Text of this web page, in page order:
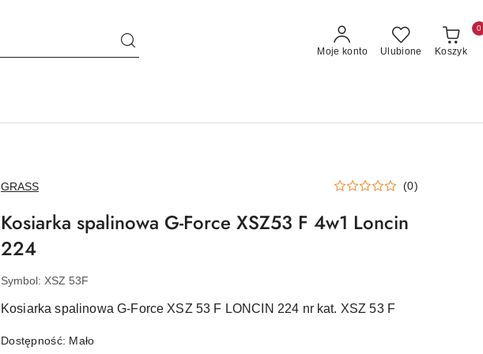
Moje konto Ulubione Koszyk
0
NAZWA
PRODUCENTA:
GRASS (0)
Kosiarka spalinowa G-Force XSZ53 F 4w1 Loncin
224
Symbol: XSZ 53F
Kosiarka spalinowa G-Force XSZ 53 F LONCIN 224 nr kat. XSZ 53 F
Dostępność: Mało